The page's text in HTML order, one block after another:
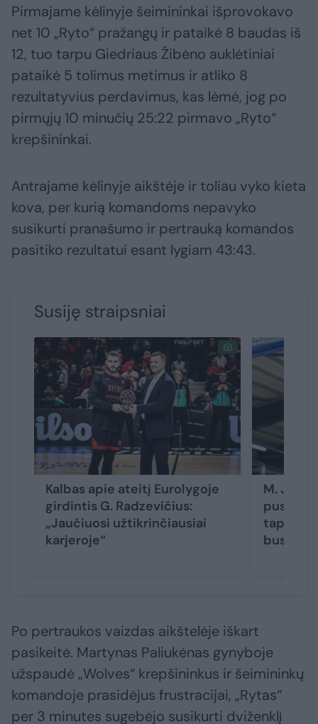
Pirmajame kėlinyje šeimininkai išprovokavo
net 10 „Ryto“ pražangų ir pataikė 8 baudas iš
12, tuo tarpu Giedriaus Žibėno auklėtiniai
pataikė 5 tolimus metimus ir atliko 8
rezultatyvius perdavimus, kas lėmė, jog po
pirmųjų 10 minučių 25:22 pirmavo „Ryto“
krepšininkai.
Antrajame kėlinyje aikštėje ir toliau vyko kieta
kova, per kurią komandoms nepavyko
susikurti pranašumo ir pertrauką komandos
pasitiko rezultatui esant lygiam 43:43.
Susiję straipsniai
Kalbas apie ateitį Eurolygoje
girdintis G. Radzevičius:
„Jaučiuosi užtikrinčiausiai
karjeroje“
M.
tapti
bus
Po pertraukos vaizdas aikštelėje iškart
pasikeitė. Martynas Paliukėnas gynyboje
užspaudė „Wolves“ krepšininkus ir šeimininkų
komandoje prasidėjus frustracijai, „Rytas“
per 3 minutes sugebėjo susikurti dviženklį